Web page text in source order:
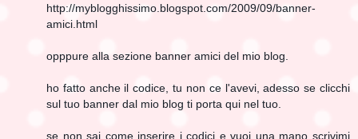
http://myblogghissimo.blogspot.com/2009/09/banner-
amici.html
opppure alla sezione banner amici del mio blog.
ho fatto anche il codice, tu non ce l'avevi, adesso se clicchi
sul tuo banner dal mio blog ti porta qui nel tuo.
se non sai come inserire i codici e vuoi una mano scrivimi